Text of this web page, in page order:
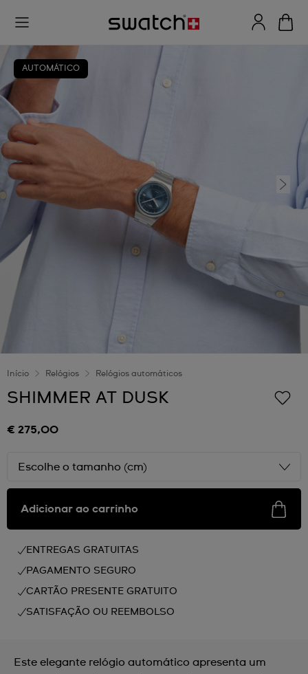
AUTOMÁTICO
Início Relógios Relógios automáticos
SHIMMER AT DUSK
€ 275,00
Escolhe o tamanho (cm)
Adicionar ao carrinho
ENTREGAS GRATUITAS
PAGAMENTO SEGURO
CARTÃO PRESENTE GRATUITO
SATISFAÇÃO OU REEMBOLSO
Este elegante relógio automático apresenta um